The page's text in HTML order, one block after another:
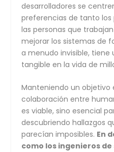
desarrolladores se
preferencias de tanto
las personas que
mejorar los sistemas de
a menudo invisible,
tangible en la vida de
Manteniendo un objetivo
colaboración entre
es viable, sino esencial
descubriendo hallazgos
parecían imposibles. En
como los ingenieros